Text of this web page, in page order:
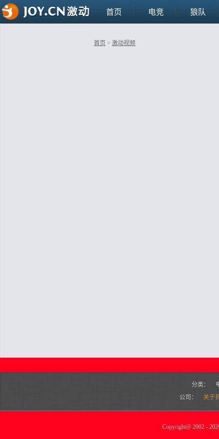
首页 电竞 狼队
首页 > 激动视频
分类：
公司：
关于
Copyright@2002 -